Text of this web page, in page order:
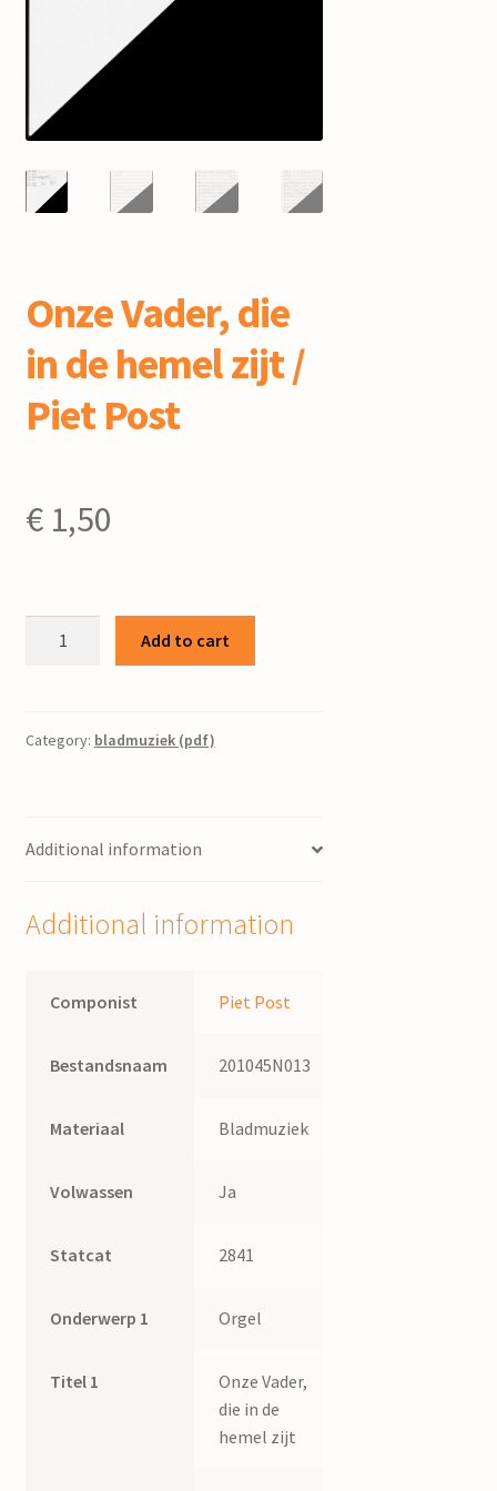
Onze Vader, die
in de hemel zijt /
Piet Post
€1,50
de
Piet
Add to cart
Category: bladmuziek (pdf)
Additional information
Additional information
Componist Piet Post
Bestandsnaam 201045N013
Materiaal Bladmuziek
Volwassen Ja
Statcat 2841
Onderwerp 1 Orgel
Titel 1
Onze Vader,
die in de
hemel zijt